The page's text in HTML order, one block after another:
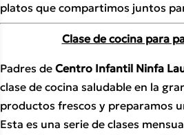
platos que compartimos juntos
Clase de cocina para
Padres de Centro Infantil Ninfa
clase de cocina saludable en la
productos frescos y preparamos
Esta es una serie de clases